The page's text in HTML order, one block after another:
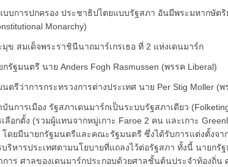
บบการปกครอง ประชาธิปไตยแบบรัฐสภา อันมีพระมหากษัต
Monarchy)
มุข สมเด็จพระราชินีนาถมาร์เกรเธอ ที่ 2 แห่งเดนมาร์ก
กรัฐมนตรี นาย Anders Fogh Rasmussen (พรรค Liberal)
นตรีว่าการกระทรวงการต่างประเทศ นาย Per Stig Moller (พ
บันการเมือง รัฐสภาเดนมาร์กเป็นระบบรัฐสภาเดียว
เลือกตั้ง (รวมผู้แทนจากหมู่เกาะ Faroe 2 คน และเกาะ
โดยมีนายกรัฐมนตรีและคณะรัฐมนตรี ซึ่งได้รับการแต่งตั้งจ
บริหารประเทศตามนโยบายที่แถลงไว้ต่อรัฐสภา ทั้งนี้ นายก
การ ศาลของเดนมาร์กประกอบด้วยศาลชั้นต้นประจำท้องถิ่น